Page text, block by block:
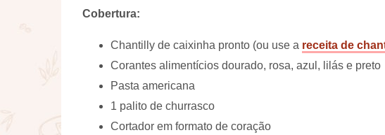
Cobertura:
Chantilly de caixinha pronto (ou use a receita de
Corantes alimentícios dourado, rosa, azul, lilás e preto
Pasta americana
1 palito de churrasco
Cortador em formato de coração